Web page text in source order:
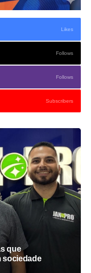
Likes
Follows
Follows
Subscribers
que
sociedade